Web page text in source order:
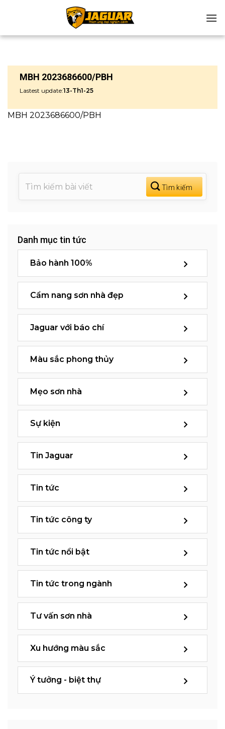
MBH 2023686600/PBH
Lastest update:13-Th1-25
MBH 2023686600/PBH
Danh mục tin tức
Bảo hành 100%
Cẩm nang sơn nhà đẹp
Jaguar với báo chí
Màu sắc phong thủy
Mẹo sơn nhà
Sự kiện
Tin Jaguar
Tin tức
Tin tức công ty
Tin tức nổi bật
Tin tức trong ngành
Tư vấn sơn nhà
Xu hướng màu sắc
Ý tưởng - biệt thự